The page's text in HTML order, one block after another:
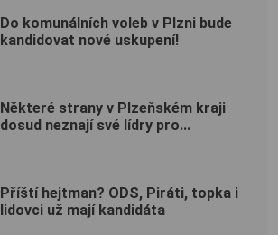
Do komunálních voleb v Plzni bude
kandidovat nové uskupení!
Některé strany v Plzeňském kraji
dosud neznají své lídry pro...
Příští hejtman? ODS, Piráti, topka i
lidovci už mají kandidáta